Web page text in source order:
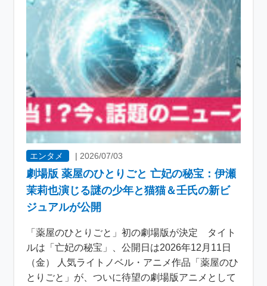
エンタメ | 2026/07/03
劇場版 薬屋のひとりごと 亡妃の秘宝：伊瀬
茉莉也演じる謎の少年と猫猫＆壬氏の新ビ
ジュアルが公開
「薬屋のひとりごと」初の劇場版が決定 タイト
ルは「亡妃の秘宝」、公開日は2026年12月11日
（金） 人気ライトノベル・アニメ作品「薬屋のひ
とりごと」が、ついに待望の劇場版アニメとして